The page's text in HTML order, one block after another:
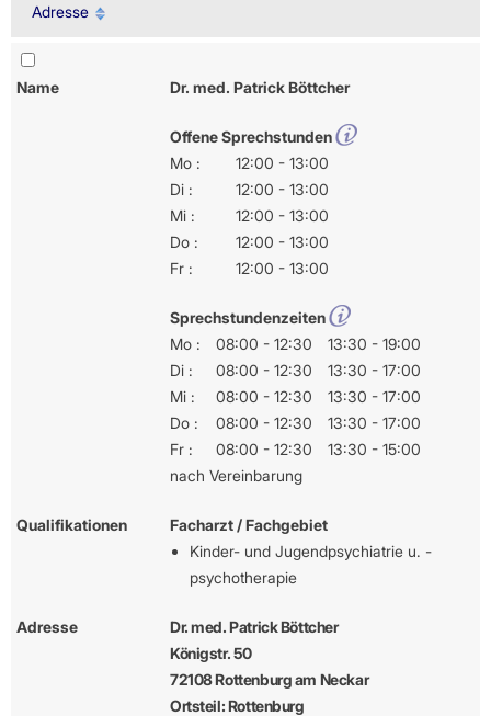
Adresse
Name Dr. med. Patrick Böttcher
Offene Sprechstunden
Mo :
12:00 - 13:00
Di :
12:00 - 13:00
Mi :
12:00 - 13:00
Do :
12:00 - 13:00
Fr :
12:00 - 13:00
Sprechstundenzeiten
Mo :
08:00 - 12:30
13:30 - 19:00
Di :
08:00 - 12:30
13:30 - 17:00
Mi :
08:00 - 12:30
13:30 - 17:00
Do :
08:00 - 12:30
13:30 - 17:00
Fr :
08:00 - 12:30
13:30 - 15:00
nach Vereinbarung
Qualifikationen
Facharzt / Fachgebiet
Kinder- und Jugendpsychiatrie u. -
psychotherapie
Adresse
Dr. med. Patrick Böttcher
Königstr. 50
72108 Rottenburg am Neckar
Ortsteil: Rottenburg